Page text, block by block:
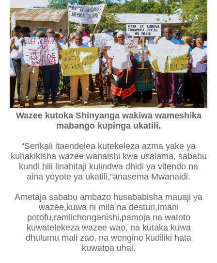
Wazee kutoka Shinyanga wakiwa wameshika
mabango kupinga ukatili.
“Serikali itaendelea kutekeleza azma yake ya
kuhakikisha wazee wanaishi kwa usalama, sababu
kundi hili linahitaji kulindwa dhidi ya vitendo na
aina yoyote ya ukatili,”anasema Mwanaidi.
Ametaja sababu ambazo husababisha mauaji ya
wazee,kuwa ni mila na desturi,Imani
potofu,ramlichonganishi,pamoja na watoto
kuwatelekeza wazee wao, na kutaka kuwa
dhulumu mali zao, na wengine kudiliki hata
kuwatoa uhai.